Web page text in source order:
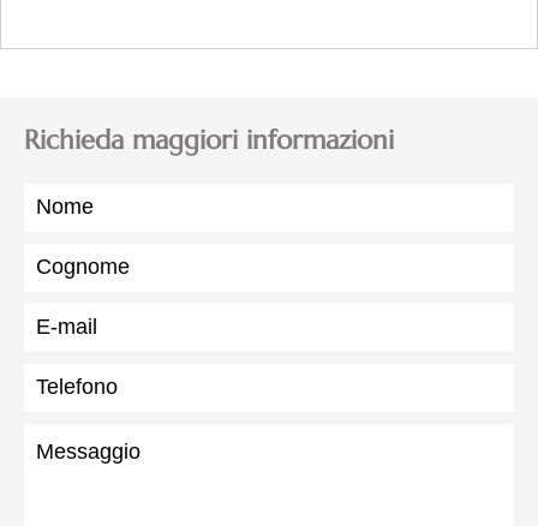
Richieda maggiori informazioni